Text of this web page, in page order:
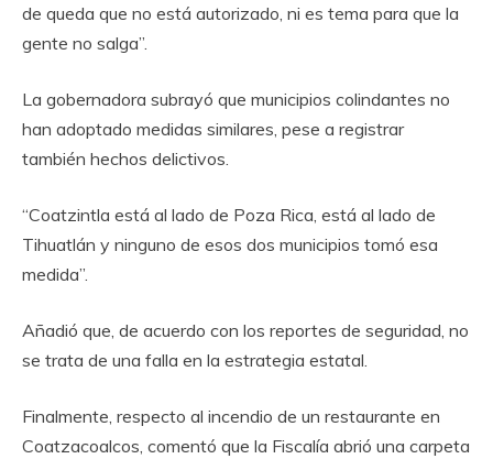
de queda que no está autorizado, ni es tema para que la
gente no salga”.
La gobernadora subrayó que municipios colindantes no
han adoptado medidas similares, pese a registrar
también hechos delictivos.
“Coatzintla está al lado de Poza Rica, está al lado de
Tihuatlán y ninguno de esos dos municipios tomó esa
medida”.
Añadió que, de acuerdo con los reportes de seguridad, no
se trata de una falla en la estrategia estatal.
Finalmente, respecto al incendio de un restaurante en
Coatzacoalcos, comentó que la Fiscalía abrió una carpeta